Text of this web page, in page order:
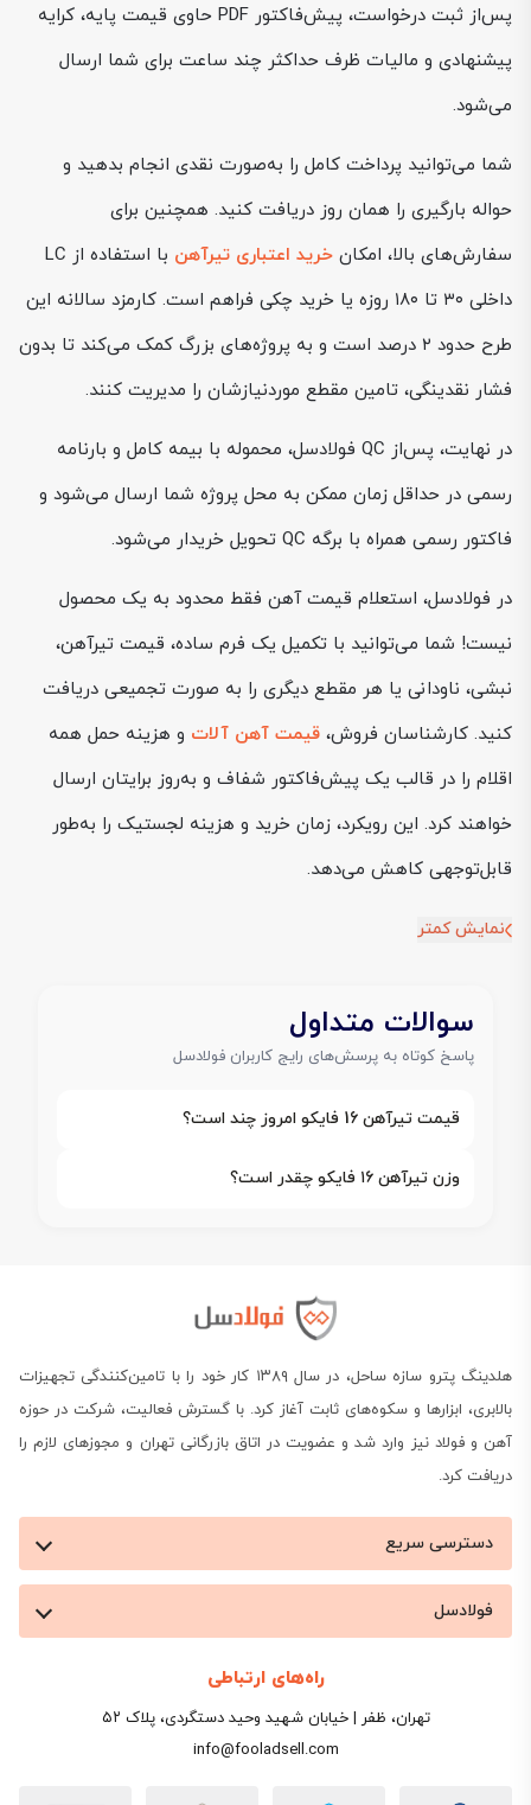
پس‌از ثبت درخواست، پیش‌فاکتور PDF حاوی قیمت پایه، کرایه
پیشنهادی و مالیات ظرف حداکثر چند ساعت برای شما ارسال
می‌شود.
شما می‌توانید پرداخت کامل را به‌صورت نقدی انجام بدهید و
حواله بارگیری را همان روز دریافت کنید. همچنین برای
سفارش‌های بالا، امکان خرید اعتباری تیرآهن
با استفاده از LC
داخلی ۳۰ تا ۱۸۰ روزه یا خرید چکی فراهم است. کارمزد سالانه این
طرح حدود ۲ درصد است و به پروژه‌های بزرگ کمک می‌کند تا بدون
فشار نقدینگی، تامین مقطع موردنیازشان را مدیریت کنند.
در نهایت، پس‌از QC فولادسل، محموله با بیمه کامل و بارنامه
رسمی در حداقل زمان ممکن به محل پروژه شما ارسال می‌شود و
فاکتور رسمی همراه با برگه QC تحویل خریدار می‌شود.
در فولادسل، استعلام قیمت آهن فقط محدود به یک محصول
نیست! شما می‌توانید با تکمیل یک فرم ساده، قیمت تیرآهن،
نبشی، ناودانی یا هر مقطع دیگری را به صورت تجمیعی دریافت
کنید. کارشناسان فروش، قیمت آهن آلات و هزینه حمل همه
اقلام را در قالب یک پیش‌فاکتور شفاف و به‌روز برایتان ارسال
خواهند کرد. این رویکرد، زمان خرید و هزینه لجستیک را به‌طور
قابل‌توجهی کاهش می‌دهد.
نمایش کمتر
سوالات متداول
پاسخ کوتاه به پرسش‌های رایج کاربران فولادسل
قیمت تیرآهن 16 فایکو امروز چند است؟
وزن تیرآهن ۱۶ فایکو چقدر است؟
هلدینگ پترو سازه ساحل، در سال ۱۳۸۹ کار خود را با تامین‌کنندگی تجهیزات
بالابری، ابزارها و سکوه‌های ثابت آغاز کرد. با گسترش فعالیت، شرکت در حوزه
آهن و فولاد نیز وارد شد و عضویت در اتاق بازرگانی تهران و مجوزهای لازم را
دریافت کرد.
دسترسی سریع
فولادسل
راه‌های ارتباطی
تهران، ظفر | خیابان شهید وحید دستگردی، پلاک ۵۲
info@fooladsell.com